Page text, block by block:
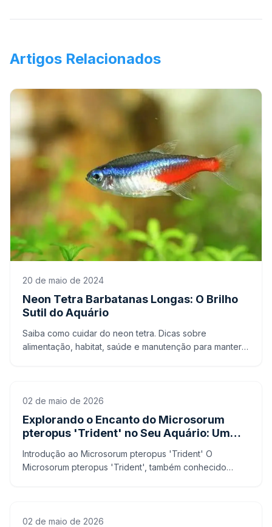
Artigos Relacionados
20 de maio de 2024
Neon Tetra Barbatanas Longas: O Brilho
Sutil do Aquário
Saiba como cuidar do neon tetra. Dicas sobre
alimentação, habitat, saúde e manutenção para manter
02 de maio de 2026
Explorando o Encanto do Microsorum
pteropus 'Trident' no Seu Aquário: Um
Introdução ao Microsorum pteropus 'Trident' O
Microsorum pteropus 'Trident', também conhecido
02 de maio de 2026